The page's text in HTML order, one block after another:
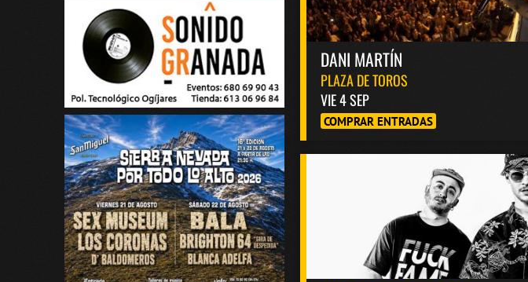
DANI MARTÍN
PLAZA DE TOROS
VIE 4 SEP
COMPRAR ENTRADAS